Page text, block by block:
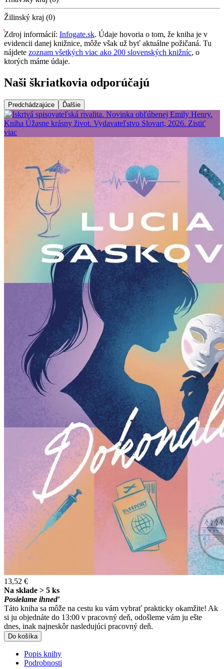
Žilinský kraj (0)
Zdroj informácií: Infogate.sk. Údaje hovoria o tom, že kniha je v
evidencii danej knižnice, môže však už byť aktuálne požičaná. Tu
nájdete zoznam všetkých viac ako 200 slovenských knižníc, o
ktorých máme údaje.
Naši škriatkovia odporúčajú
Predchádzajúce Ďalšie
13,52 €
Na sklade > 5 ks
Posielame ihneď
Táto kniha sa môže na cestu ku vám vybrať prakticky okamžite! Ak
si ju objednáte do 13:00 v pracovný deň, odošleme vám ju ešte
dnes, inak najneskôr nasledujúci pracovný deň.
Do košíka
Popis knihy
Podrobnosti